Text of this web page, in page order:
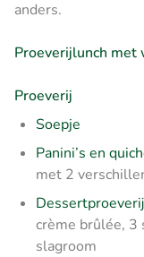
anders.
Proeverijlunch met
Proeverij
Soepje
Panini’s en
met 2
Dessertproeverij
crème brûlée,
slagroom